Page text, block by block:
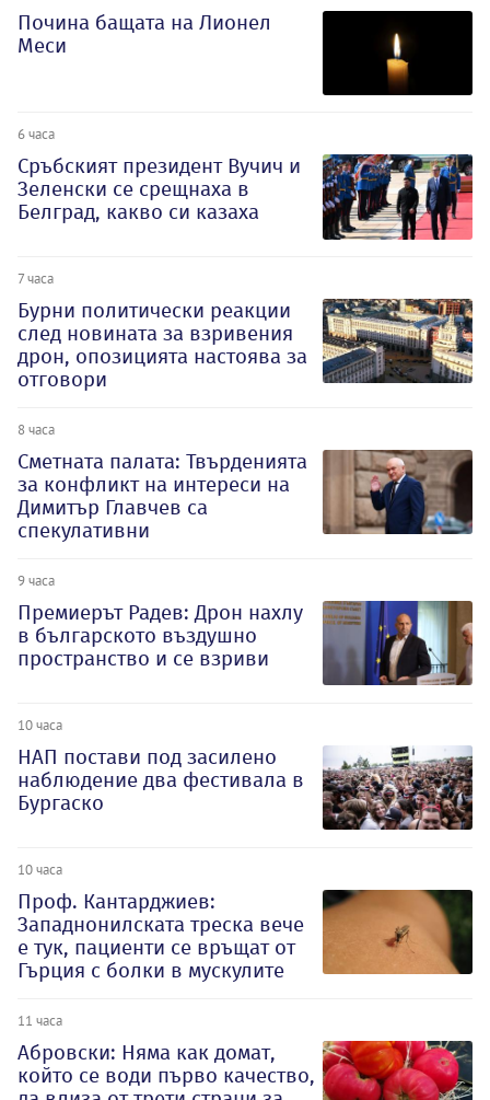
Почина бащата на Лионел
Меси
6 часа
Сръбският президент Вучич и
Зеленски се срещнаха в
Белград, какво си казаха
7 часа
Бурни политически реакции
след новината за взривения
дрон, опозицията настоява за
отговори
8 часа
Сметната палата: Твърденията
за конфликт на интереси на
Димитър Главчев са
спекулативни
9 часа
Премиерът Радев: Дрон нахлу
в българското въздушно
пространство и се взриви
10 часа
НАП постави под засилено
наблюдение два фестивала в
Бургаско
10 часа
Проф. Кантарджиев:
Западнонилската треска вече
е тук, пациенти се връщат от
Гърция с болки в мускулите
11 часа
Абровски: Няма как домат,
който се води първо качество,